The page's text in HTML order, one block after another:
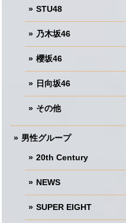
STU48
乃木坂46
櫻坂46
日向坂46
その他
男性グループ
20th Century
NEWS
SUPER EIGHT